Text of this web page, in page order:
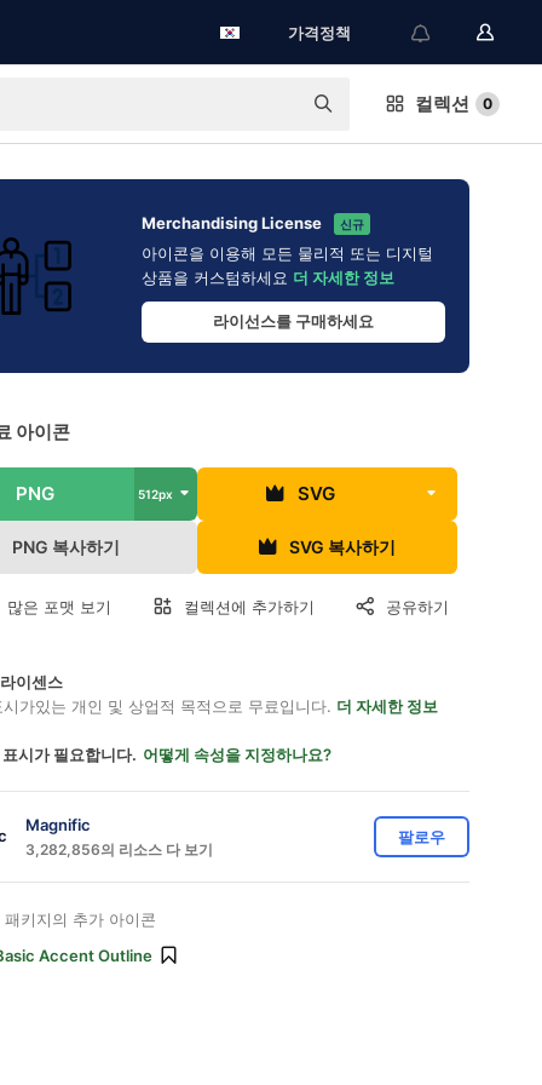
가격정책
컬렉션 0
Merchandising License 신규
아이콘을 이용해 모든 물리적 또는 디지털
상품을 커스텀하세요 더 자세한 정보
라이선스를 구매하세요
아이콘
PNG 512px SVG
PNG 복사하기 SVG 복사하기
많은 포맷 보기 컬렉션에 추가하기 공유하기
이센스
가있는 개인 및 상업적 목적으로 무료입니다. 더 자세한 정보
시가 필요합니다. 어떻게 속성을 지정하나요?
Magnific
3,282,856의 리소스 다 보기
팔로우
패키지의 추가 아이콘
Accent Outline